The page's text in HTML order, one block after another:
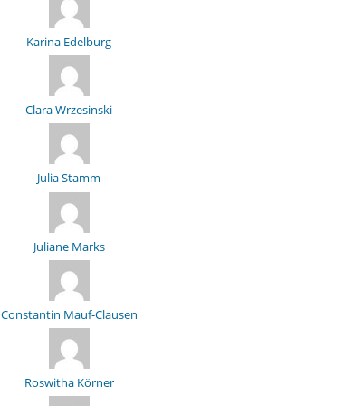
Karina Edelburg
Clara Wrzesinski
Julia Stamm
Juliane Marks
Constantin Mauf-Clausen
Roswitha Körner